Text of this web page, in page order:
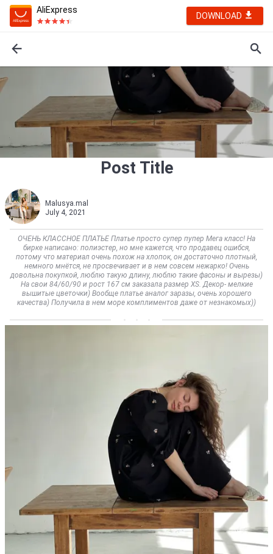
AliExpress
DOWNLOAD
Post Title
Malusya.mal
July 4, 2021
ОЧЕНЬ КЛАССНОЕ ПЛАТЬЕ Платье просто супер пупер Мега класс! На
бирке написано: полиэстер, но мне кажется, что продавец ошибся,
потому что материал очень похож на хлопок, он достаточно плотный,
немного мнётся, не просвечивает и в нем совсем нежарко! Очень
довольна покупкой, люблю такую длину, люблю такие фасоны и вырезы)
На свои 84/60/90 и рост 167 см заказала размер XS. Декор- мелкие
вышитые цветочки) Вообще платье аналог заразы, очень хорошего
качества) Получила в нем море комплиментов даже от незнакомых))